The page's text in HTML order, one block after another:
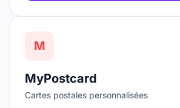
M
MyPostcard
Cartes postales personnalisées